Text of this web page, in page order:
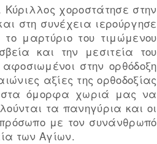
χοροστάτησε στην
στη συνέχεια ιερούργησε
μαρτύριο του τιμώμενου
και την μεσιτεία του
στην ορθόδοξη
αξίες της ορθοδοξίας
στα όμορφα χωριά μας να
τα πανηγύρια και οι
με τον συνάνθρωπό
των Αγίων.